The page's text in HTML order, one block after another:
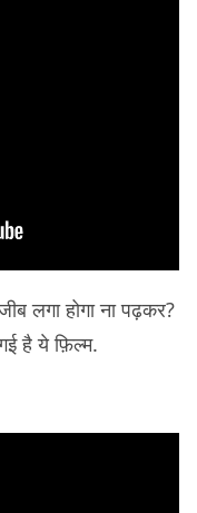
लगा होगा ना पढ़कर?
है ये फ़िल्म.